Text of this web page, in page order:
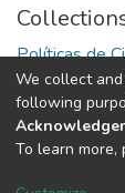
Políticas de
Full item
DSpace
Cookie
We collect
following
To learn more,